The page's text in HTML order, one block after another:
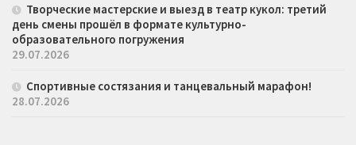
Творческие мастерские и выезд в театр кукол: третий
день смены прошёл в формате культурно-
образовательного погружения
29.07.2026
Спортивные состязания и танцевальный марафон!
28.07.2026